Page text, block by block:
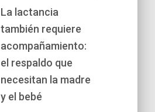
La lactancia
también requiere
acompañamiento:
el respaldo que
necesitan la madre
y el bebé